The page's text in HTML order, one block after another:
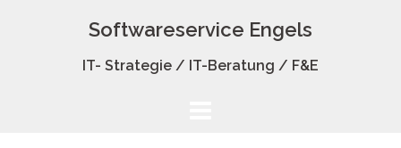
Softwareservice Engels
IT- Strategie / IT-Beratung / F&E